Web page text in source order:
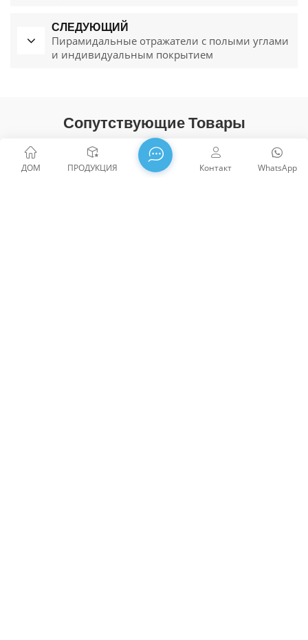
СЛЕДУЮЩИЙ
Пирамидальные отражатели с полыми углами
и индивидуальным покрытием
Сопутствующие Товары
ДОМ ПРОДУКЦИЯ WhatsApp
Контакт